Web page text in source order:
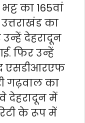
का 165वां
का
देहरादून
फिर उन्हें
एसडीआरएफ
गढ़वाल का
देहरादून में
के रूप में